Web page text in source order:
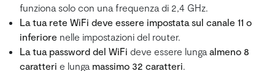
funziona solo con una frequenza di 2,4 GHz.
La tua rete WiFi deve essere impostata sul canale 11 o
inferiore nelle impostazioni del router.
La tua password del WiFi deve essere lunga almeno 8
caratteri e lunga massimo 32 caratteri.